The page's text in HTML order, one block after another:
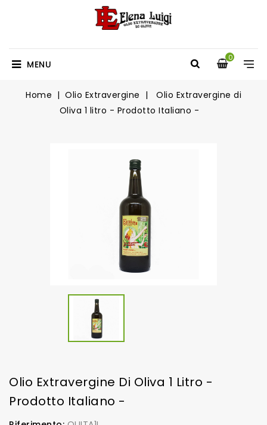
0
MENU
Home Olio Extravergine
Olio Extravergine di
Oliva 1 litro - Prodotto Italiano -
Olio Extravergine Di Oliva 1 Litro -
Prodotto Italiano -